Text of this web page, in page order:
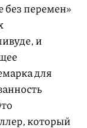
без перемен»
и
для
который